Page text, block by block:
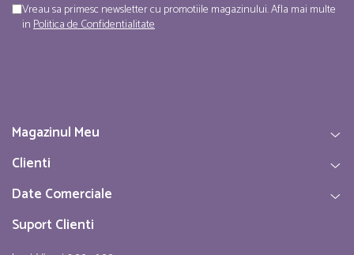
Vreau sa primesc newsletter cu promotiile magazinului. Afla mai multe
inPolitica de Confidentialitate
Magazinul Meu
Clienti
Date Comerciale
Suport Clienti